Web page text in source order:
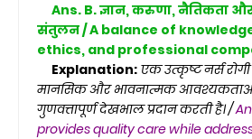
Ans. B. ज्ञान, करुणा, नैतिकता
संतुलन / A balance of
ethics, and professional
Explanation: एक उत्कृष्ट नर्स
मानसिक और भावनात्मक
गुणवत्तापूर्ण देखभाल प्रदान करती है। /
provides quality care while